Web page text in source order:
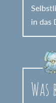
in das